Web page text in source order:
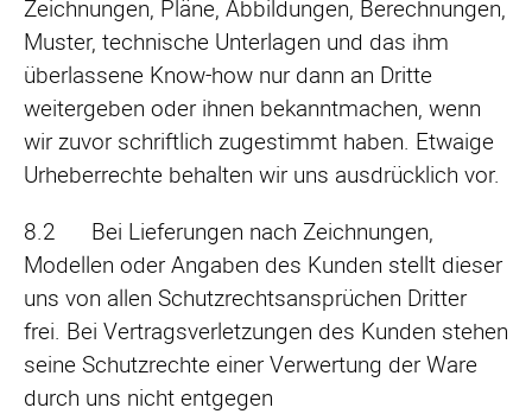
Zeichnungen, Pläne, Abbildungen, Berechnungen,
Muster, technische Unterlagen und das ihm
überlassene Know-how nur dann an Dritte
weitergeben oder ihnen bekanntmachen, wenn
wir zuvor schriftlich zugestimmt haben. Etwaige
Urheberrechte behalten wir uns ausdrücklich vor.
8.2 Bei Lieferungen nach Zeichnungen,
Modellen oder Angaben des Kunden stellt dieser
uns von allen Schutzrechtsansprüchen Dritter
frei. Bei Vertragsverletzungen des Kunden stehen
seine Schutzrechte einer Verwertung der Ware
durch uns nicht entgegen